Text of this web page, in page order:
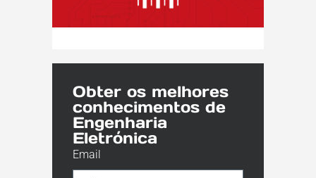
Obter os melhores
conhecimentos de
Engenharia
Eletrónica
Email